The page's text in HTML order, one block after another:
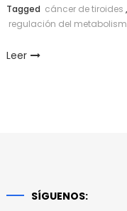
Tagged cáncer de tiroides ,
regulación del
Leer
SÍGUENOS: